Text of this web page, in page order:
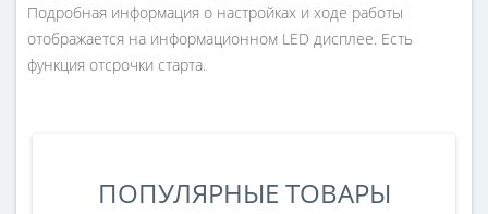
Подробная информация о настройках и ходе работы
отображается на информационном LED дисплее. Есть
функция отсрочки старта.
ПОПУЛЯРНЫЕ ТОВАРЫ